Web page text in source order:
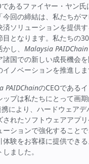
であるファイヤー・ヤン
今回の締結は、私たちが
済ソリューションを提供
目となります。私たちの
し、 Malaysia PAIDChain
諸国での新しい成長機会
ノベーションを推進しま
PAIDChainのCEOである
プは私たちにとって画期
携により、ハードウェアデ
されたソフトウェアアプ
ーションで強化すること
体験をお客様に提供でき
ました。